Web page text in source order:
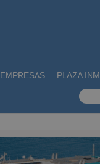
EMPRESAS PLAZA